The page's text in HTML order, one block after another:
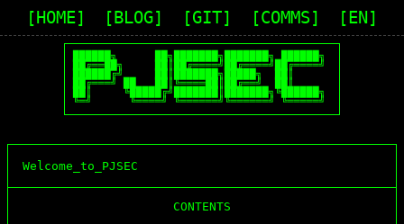
[HOME] [BLOG] [GIT] [COMMS] [EN]
██████╗      ██╗███████╗███████╗ ██████╗
██╔══██╗     ██║██╔════╝██╔════╝██╔════╝
██████╔╝     ██║███████╗█████╗  ██║
██╔═══╝ ██   ██║╚════██║██╔══╝  ██║
██║     ╚█████╔╝███████║███████╗╚██████╗
╚═╝      ╚════╝ ╚══════╝╚══════╝ ╚═════╝
Welcome_to_PJSEC
CONTENTS